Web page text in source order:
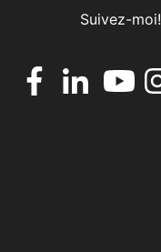
Suivez-moi!